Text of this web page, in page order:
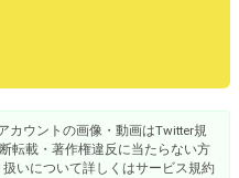
カウントの画像・動画はTwitter規
転載・著作権違反に当たらない方
いについて詳しくはサービス規約